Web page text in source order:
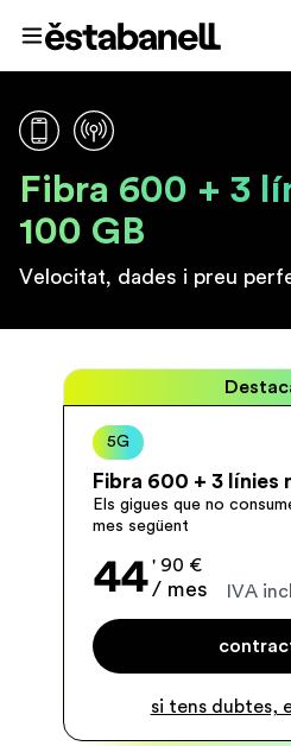
Obrir el menú
Estabanell
Fibra 600 + 3
100 GB
Velocitat, dades i preu
5G
Fibra 600 + 3 línies
Els gigues que no
mes següent
44 ' 90 €
/ mes IVA
si tens dubtes,